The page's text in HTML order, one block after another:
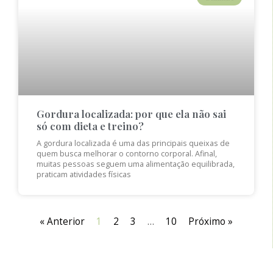
Gordura localizada: por que ela não sai
só com dieta e treino?
A gordura localizada é uma das principais queixas de
quem busca melhorar o contorno corporal. Afinal,
muitas pessoas seguem uma alimentação equilibrada,
praticam atividades físicas
« Anterior 1 2 3 … 10 Próximo »